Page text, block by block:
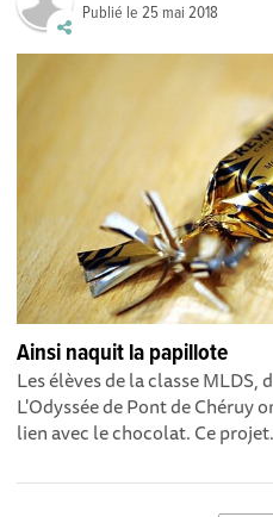
Publié le25 mai 2018
Ainsi naquit la papillote
Les élèves de la classe
L'Odyssée de Pont de Chéruy
lien avec le chocolat. Ce